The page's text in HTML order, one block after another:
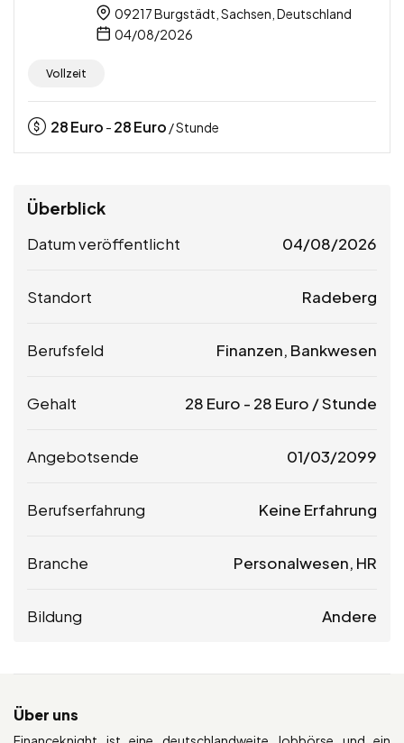
09217 Burgstädt, Sachsen, Deutschland
04/08/2026
Vollzeit
28Euro - 28Euro / Stunde
Überblick
Datum veröffentlicht 04/08/2026
Standort Radeberg
Berufsfeld Finanzen, Bankwesen
Gehalt 28 Euro - 28 Euro / Stunde
Angebotsende 01/03/2099
Berufserfahrung Keine Erfahrung
Branche Personalwesen, HR
Bildung Andere
Über uns